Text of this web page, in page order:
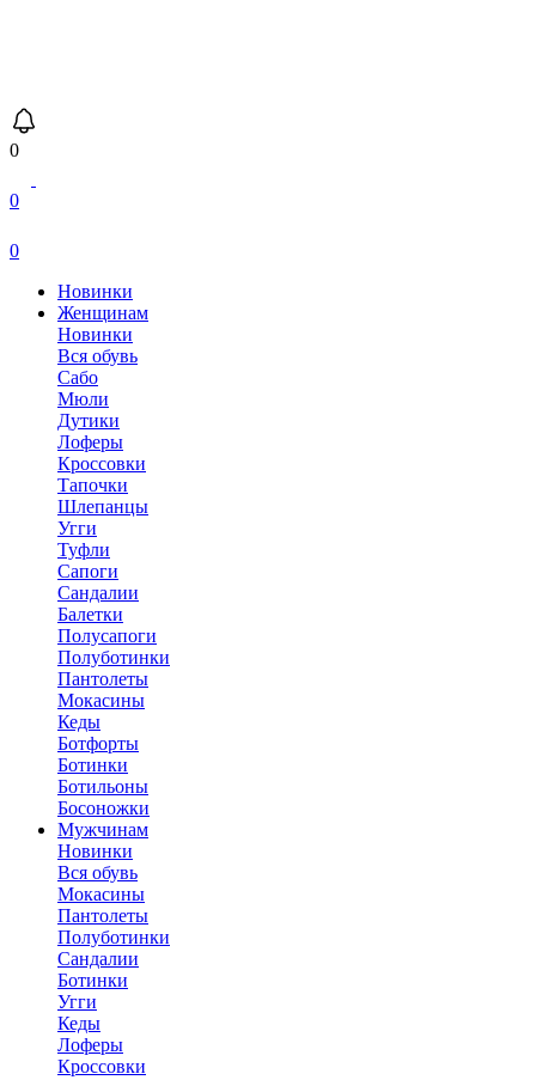
0
0
0
Новинки
Женщинам
Новинки
Вся обувь
Сабо
Мюли
Дутики
Лоферы
Кроссовки
Тапочки
Шлепанцы
Угги
Туфли
Сапоги
Сандалии
Балетки
Полусапоги
Полуботинки
Пантолеты
Мокасины
Кеды
Ботфорты
Ботинки
Ботильоны
Босоножки
Мужчинам
Новинки
Вся обувь
Мокасины
Пантолеты
Полуботинки
Сандалии
Ботинки
Угги
Кеды
Лоферы
Кроссовки